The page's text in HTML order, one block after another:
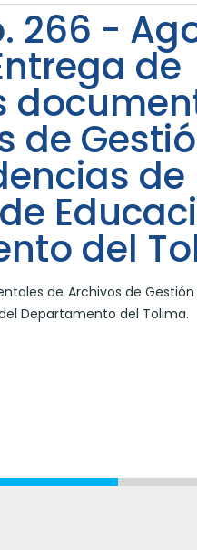
266 -
de
de
de
del
de Archivos de
Departamento del Tolima.